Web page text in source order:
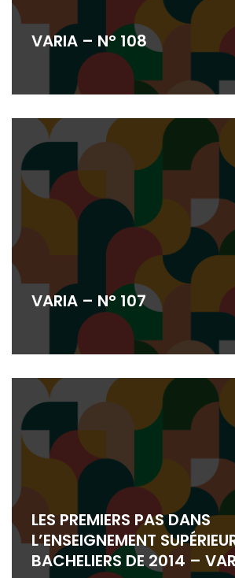
VARIA – N° 108
VARIA – N° 107
LES PREMIERS PAS DANS
L’ENSEIGNEMENT
BACHELIERS DE 2014 –